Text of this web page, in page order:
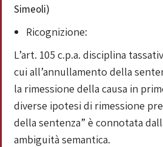
Simeoli)
Ricognizione:
L’art. 105 c.p.a. disciplina
cui all’annullamento della
la rimessione della causa in
diverse ipotesi di rimessione
della sentenza” è connotata
ambiguità semantica.